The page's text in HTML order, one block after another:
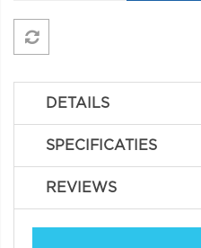
DETAILS
SPECIFICATIES
REVIEWS